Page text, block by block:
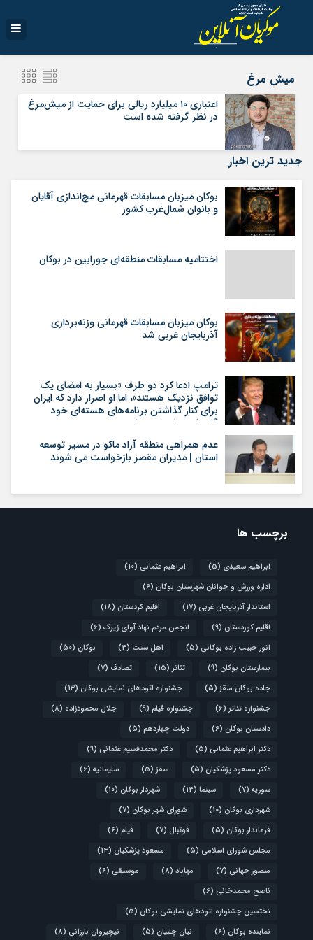
میش مرغ
اعتباری ۱۰ میلیارد ریالی برای حمایت از میش‌مرغ
در نظر گرفته شده است
جدید ترین اخبار
بوکان میزبان مسابقات قهرمانی مچ‌اندازی آقایان
و بانوان شمال‌غرب کشور
اختتامیه مسابقات منطقه‌ای جورابین در بوکان
بوکان میزبان مسابقات قهرمانی وزنه‌برداری
آذربایجان غربی شد
ترامپ ادعا کرد دو طرف «بسیار به امضای یک
توافق نزدیک هستند»، اما او اصرار دارد که ایران
برای کنار گذاشتن برنامه‌های هسته‌ای خود
گام‌های بیشتری بردارد
عدم همراهی منطقه آزاد ماکو در مسیر توسعه
استان | مدیران مقصر بازخواست می شوند
برچسب ها
ابراهیم سعیدی (5) ابراهیم عثمانی (10)
اداره ورزش و جوانان شهرستان بوکان (6)
استاندار آذربایجان غربی (17) اقلیم کردستان (18)
اقلیم کوردستان (9) انجمن مردم نهاد آوای زیرک (6)
انور حبیب زاده بوکانی (5) اهل سنت (4) بوکان (50)
بیمارستان بوکان (9) تئاتر (15) تصادف (7)
جاده بوکان-سقز (5) جشنواره اتودهای نمایشی بوکان (13)
جشنواره تئاتر (6) جشنواره فیلم (9) جلال محمودزاده (8)
دادستان بوکان (6) دولت چهاردهم (5)
دکتر ابراهیم عثمانی (5) دکتر محمدقسیم عثمانی (9)
دکتر مسعود پزشکیان (5) سقز (5) سلیمانیه (6)
سوریه (7) سینما (14) شهردار بوکان (10)
شهرداری بوکان (10) شورای شهر بوکان (7)
فرماندار بوکان (5) فوتبال (7) فیلم (6)
مجلس شورای اسلامی (5) مسعود پزشکیان (14)
منصور جهانی (7) مهاباد (8) موسیقی (6)
ناصح محمدخانی (6)
نختسین جشنواره اتودهای نمایشی بوکان (5)
نماینده بوکان (6) نیان چلبیان (5) نیچیروان بارزانی (8)